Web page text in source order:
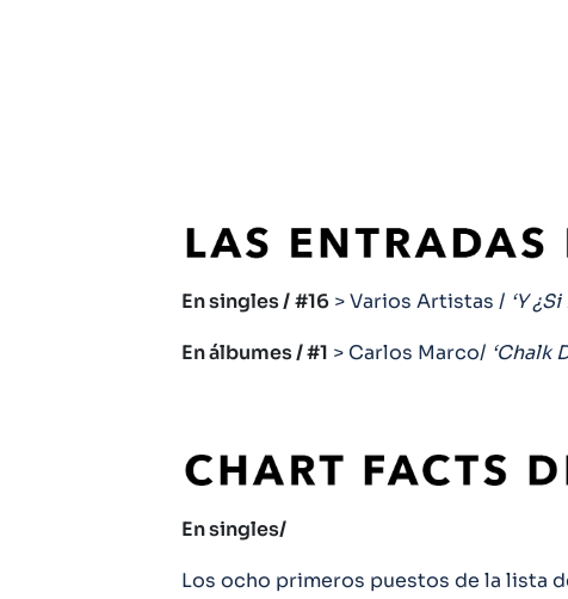
En singles /#16 > Varios Artistas / ‘Y
En álbumes / #1 > Carlos Marco/ ‘Chalk
En singles/
Los ocho primeros puestos de la lista